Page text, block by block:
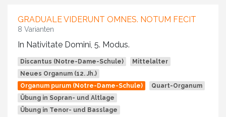
GRADUALE VIDERUNT OMNES. NOTUM FECIT
8 Varianten
In Nativitate Domini, 5. Modus.
Discantus (Notre-Dame-Schule)
Mittelalter
Neues Organum (12. Jh.)
Organum purum (Notre-Dame-Schule)
Quart-Organum
Übung in Sopran- und Altlage
Übung in Tenor- und Basslage